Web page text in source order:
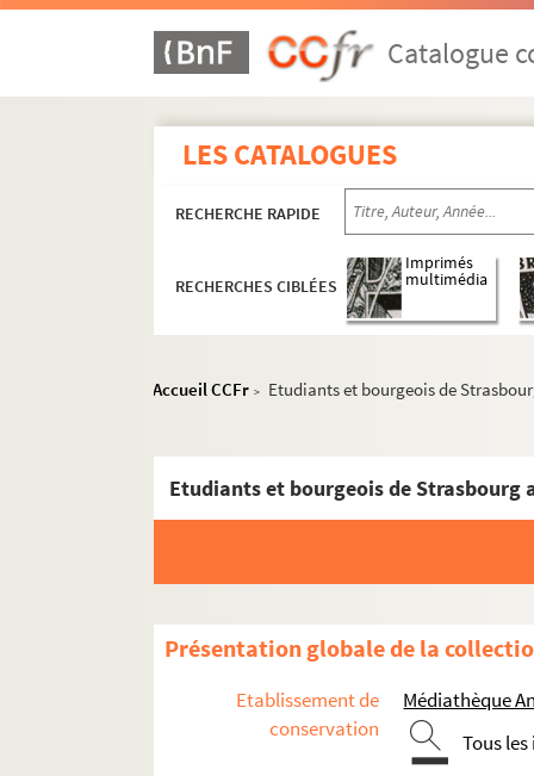
Catalogue
LES CATALOGUES
RECHERCHE RAPIDE
RECHERCHES CIBLÉES
Imprimés
multimédia
Accueil CCFr > Etudiants et bourgeois de
Etudiants et bourgeois de
Présentation globale de la
Etablissement de
conservation
Médiathèque
Tous
MS 1384-1412. Etudes critiques de Rodolphe
MS 1386. Etudes historiques, littéraires
MS 1388. Etudes historiques, littéraires
MS 1389. Etudes historiques et